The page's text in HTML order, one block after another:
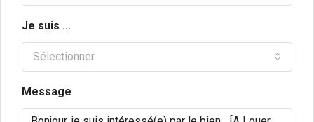
Je suis ...
Sélectionner
Message